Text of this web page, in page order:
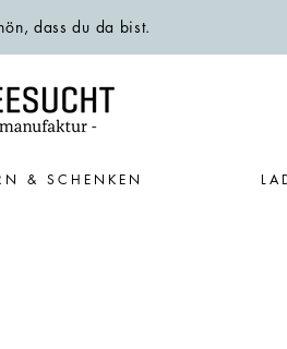
dass du da bist.
& SCHENKEN